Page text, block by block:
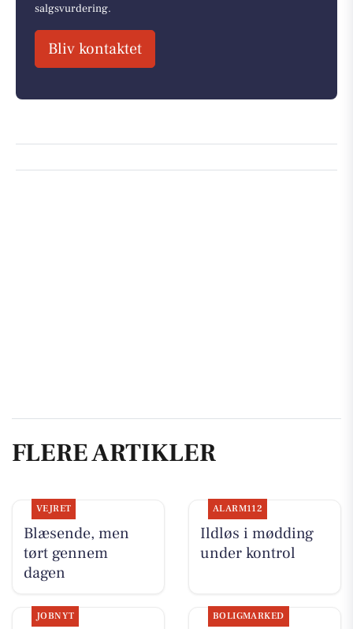
salgsvurdering.
Bliv kontaktet
FLERE ARTIKLER
VEJRET
Blæsende, men
tørt gennem
dagen
ALARM112
Ildløs i mødding
under kontrol
JOBNYT BOLIGMARKED